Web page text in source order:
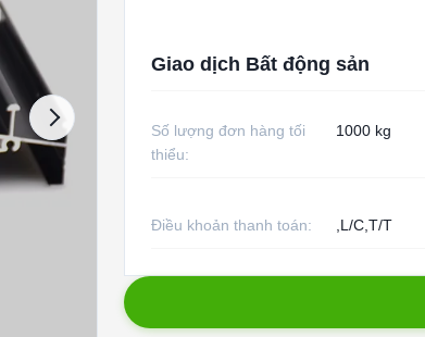
Giao dịch Bất động sản
Số lượng đơn hàng tối
thiểu:
1000 kg
Điều khoản thanh toán: ,L/C,T/T